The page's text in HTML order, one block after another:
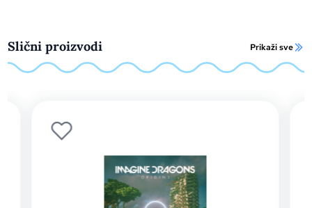
Slični proizvodi Prikaži sve